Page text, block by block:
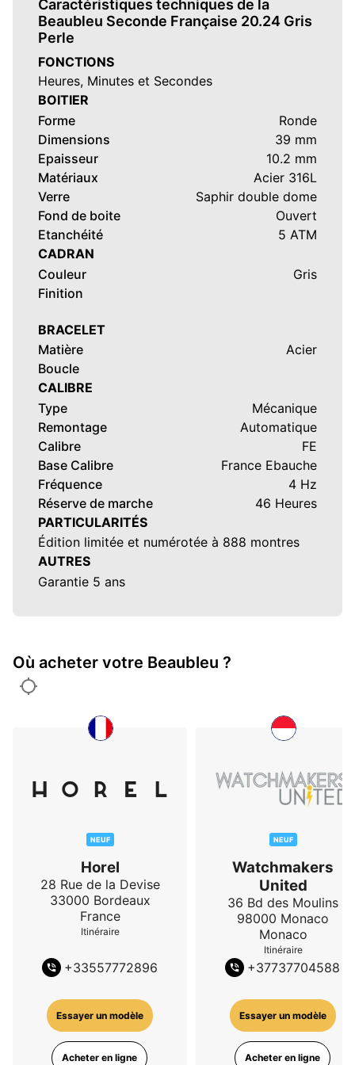
Seconde Française 20.24 Gris Perle est proposée à
1,490 € TTC sur bracelet cuir et 1,590 € TTC sur
bracelet acier. Les livraisons qui commenceront en
septembre 2024.
Pour choisir une Beaubleu Seconde Française 20.24
Gris Perle, les avis clients Dialicious sont une
fantastique opportunité pour faire le bon choix à
partir de l’expérience des clients et comprendre
pourquoi choisir la Beaubleu Seconde Française 20.24
Gris Perle plutôt qu’une
Beaubleu Seconde Française
19.24 Vert Impérial
(Mise à jour Juin 2024)
Caractéristiques techniques de la
Beaubleu Seconde Française 20.24 Gris
Perle
FONCTIONS
Heures, Minutes et Secondes
BOITIER
Forme
Ronde
Dimensions
39 mm
Epaisseur
10.2 mm
Matériaux
Acier 316L
Verre
Saphir double dome
Fond de boite
Ouvert
Etanchéité
5 ATM
CADRAN
Couleur
Gris
Finition
BRACELET
Matière
Acier
Boucle
CALIBRE
Type
Mécanique
Remontage
Automatique
Calibre
FE
Base Calibre
France Ebauche
Fréquence
4 Hz
Réserve de marche
46 Heures
PARTICULARITÉS
Édition limitée et numérotée à 888 montres
AUTRES
Garantie 5 ans
Où acheter votre Beaubleu ?
NEUF
Horel
28 Rue de la Devise
33000 Bordeaux
France
Itinéraire
+33557772896
Essayer un modèle
Acheter en ligne
NEUF
Watchmakers
United
36 Bd des Moulins
98000 Monaco
Monaco
Itinéraire
+37737704588
Essayer un modèle
Acheter en ligne